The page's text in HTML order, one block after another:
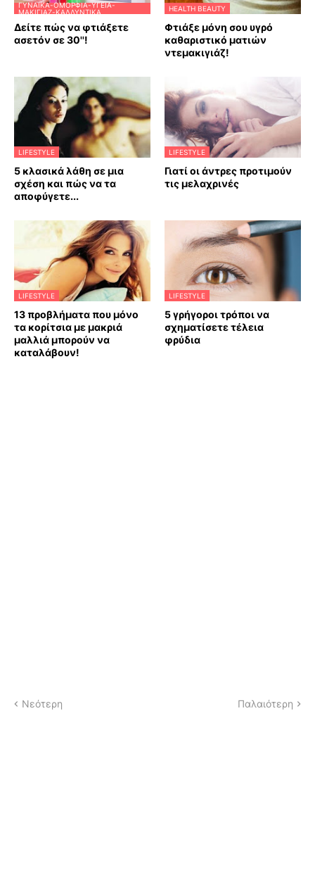
ΓΥΝΑΊΚΑ-ΟΜΟΡΦΙΆ-ΥΓΕΊΑ-
ΜΑΚΙΓΙΆΖ-ΚΑΛΛΥΝΤΙΚΆ
Δείτε πώς να φτιάξετε
ασετόν σε 30''!
HEALTH BEAUTY
Φτιάξε μόνη σου υγρό
καθαριστικό ματιών
ντεμακιγιάζ!
LIFESTYLE
5 κλασικά λάθη σε μια
σχέση και πώς να τα
αποφύγετε...
LIFESTYLE
Γιατί οι άντρες προτιμούν
τις μελαχρινές
LIFESTYLE
13 προβλήματα που μόνο
τα κορίτσια με μακριά
μαλλιά μπορούν να
καταλάβουν!
LIFESTYLE
5 γρήγοροι τρόποι να
σχηματίσετε τέλεια
φρύδια
Νεότερη Παλαιότερη